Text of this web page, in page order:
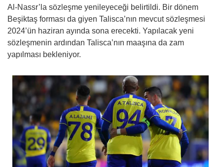
Al-Nassr’la sözleşme yenileyeceği belirtildi. Bir dönem
Beşiktaş forması da giyen Talisca’nın mevcut sözleşmesi
2024’ün haziran ayında sona erecekti. Yapılacak yeni
sözleşmenin ardından Talisca’nın maaşına da zam
yapılması bekleniyor.